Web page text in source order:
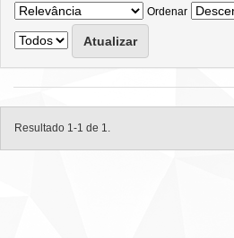
Ordenar
Resultado 1-1 de 1.